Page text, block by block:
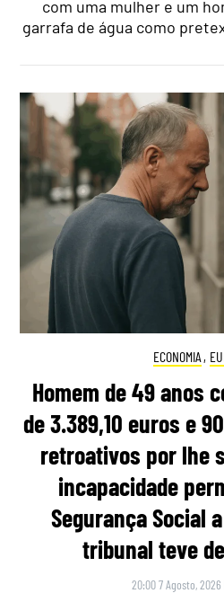
com uma mulher e um
garrafa de água como
ECONOMIA ,
Homem de 49 anos
de 3.389,10 euros e
retroativos por lhe
incapacidade
Segurança Social
tribunal teve
20:00 7 Agosto, 2026